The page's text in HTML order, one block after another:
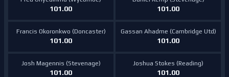
101.00 101.00
Francis Okoronkwo (Doncaster)
101.00
Gassan Ahadme (Cambridge Utd)
101.00
Josh Magennis (Stevenage)
101.00
Joshua Stokes (Reading)
101.00